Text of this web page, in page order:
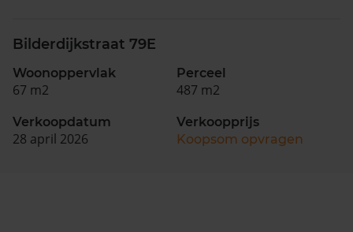
Bilderdijkstraat 79E
Woonoppervlak
67 m2
Perceel
487 m2
Verkoopdatum
28 april 2026
Verkoopprijs
Koopsom opvragen